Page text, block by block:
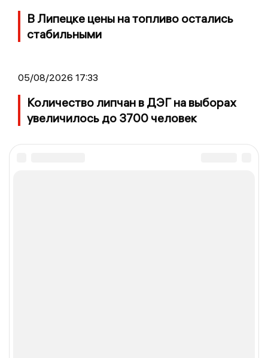
В Липецке цены на топливо остались
стабильными
05/08/2026 17:33
Количество липчан в ДЭГ на выборах
увеличилось до 3700 человек